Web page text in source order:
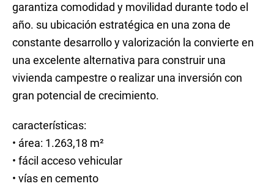
garantiza comodidad y movilidad durante todo el
año. su ubicación estratégica en una zona de
constante desarrollo y valorización la convierte en
una excelente alternativa para construir una
vivienda campestre o realizar una inversión con
gran potencial de crecimiento.
características:
• área: 1.263,18 m²
• fácil acceso vehicular
• vías en cemento